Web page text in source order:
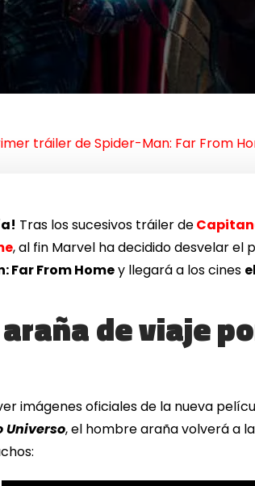
tráiler de Spider-Man: Far From
Tras los sucesivos tráiler de
, al fin Marvel ha decidido desvelar
Far From Homey llegará a los cines
de viaje
imágenes oficiales de la nueva
Universo, el hombre araña volverá a